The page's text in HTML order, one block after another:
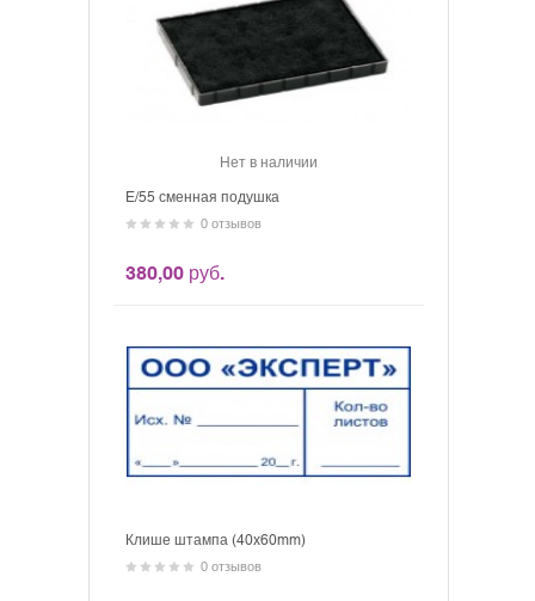
Нет в наличии
E/55 сменная подушка
0 отзывов
380,00 руб.
Клише штампа (40x60mm)
0 отзывов